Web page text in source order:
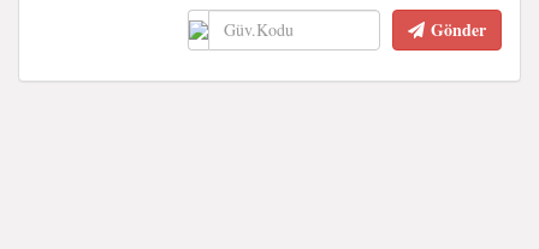
Gönder